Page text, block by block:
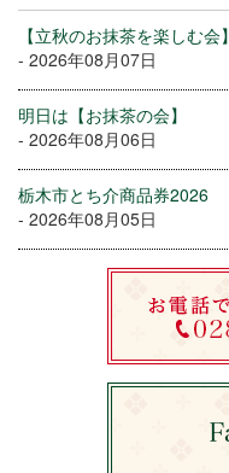
【立秋のお抹茶を楽しむ会】
- 2026年08月07日
明日は【お抹茶の会】
- 2026年08月06日
栃木市とち介商品券2026
- 2026年08月05日